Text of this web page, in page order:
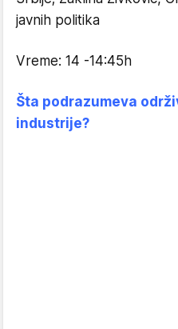
javnih politika
Vreme: 14 -14:45h
Šta podrazumeva
industrije?